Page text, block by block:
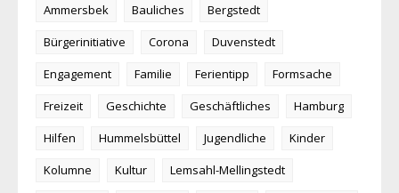
Ammersbek
Bauliches
Bergstedt
Bürgerinitiative
Corona
Duvenstedt
Engagement
Familie Ferientipp
Formsache
Freizeit
Geschichte Geschäftliches
Hamburg
Hilfen
Hummelsbüttel Jugendliche
Kinder
Kolumne
Kultur
Lemsahl-Mellingstedt